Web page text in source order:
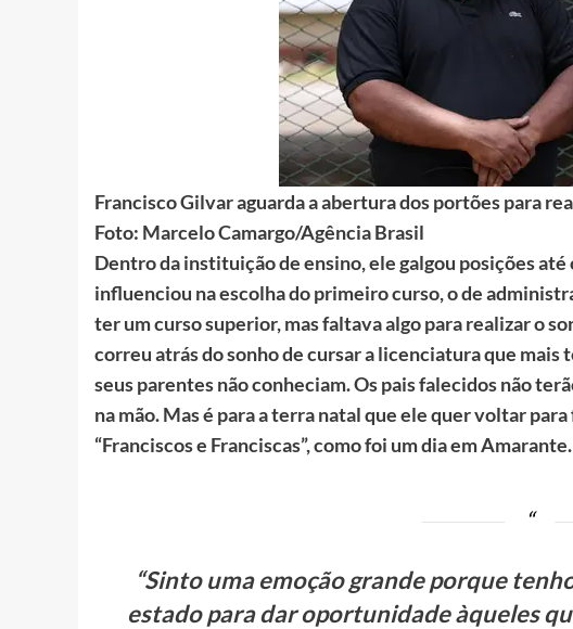
Francisco Gilvar aguarda a abertura dos portões para
Foto: Marcelo Camargo/Agência Brasil
Dentro da instituição de ensino, ele galgou posições
influenciou na escolha do primeiro curso, o de
ter um curso superior, mas faltava algo para realizar o
correu atrás do sonho de cursar a licenciatura que mais
seus parentes não conheciam. Os pais falecidos não
na mão. Mas é para a terra natal que ele quer voltar
“Franciscos e Franciscas”, como foi um dia em Amarante.
“Sinto uma emoção grande porque
estado para dar oportunidade àqueles